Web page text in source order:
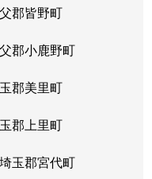
郡皆野町
郡小鹿野町
郡美里町
郡上里町
玉郡宮代町